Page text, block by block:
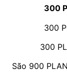
300
300
300
São 900